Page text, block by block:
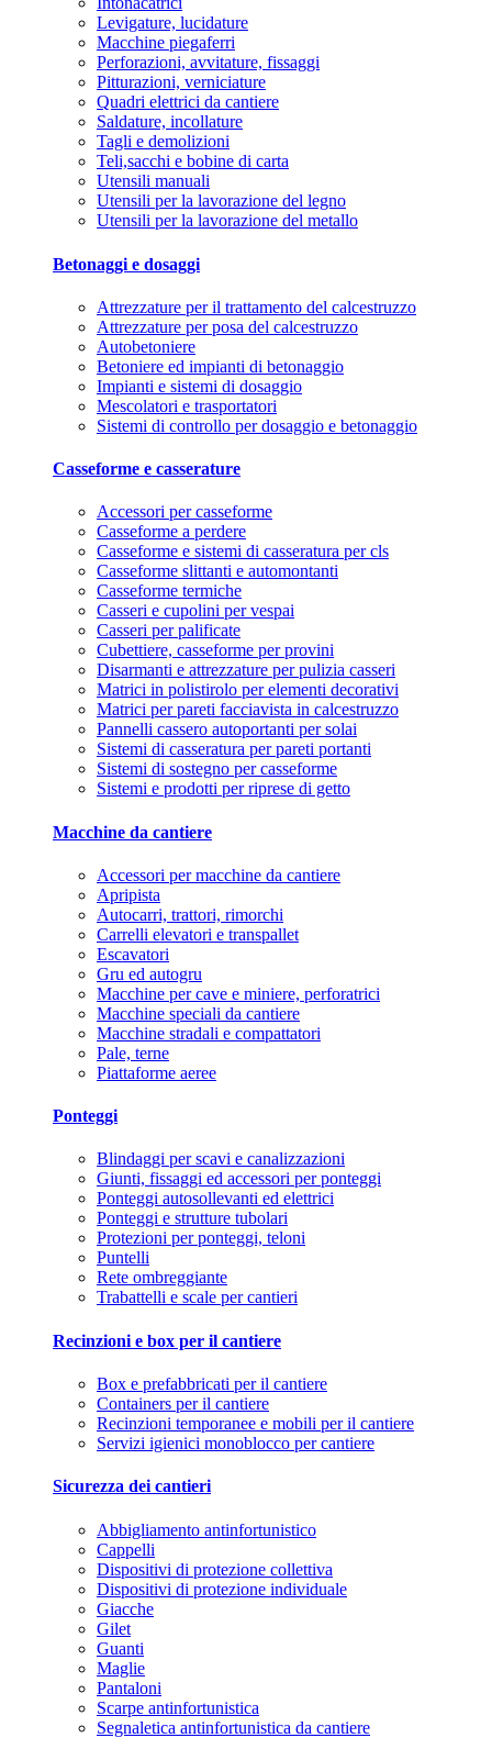
Levigature, lucidature
Macchine piegaferri
Perforazioni, avvitature, fissaggi
Pitturazioni, verniciature
Quadri elettrici da cantiere
Saldature, incollature
Tagli e demolizioni
Teli,sacchi e bobine di carta
Utensili manuali
Utensili per la lavorazione del legno
Utensili per la lavorazione del metallo
Betonaggi e dosaggi
Attrezzature per il trattamento del calcestruzzo
Attrezzature per posa del calcestruzzo
Autobetoniere
Betoniere ed impianti di betonaggio
Impianti e sistemi di dosaggio
Mescolatori e trasportatori
Sistemi di controllo per dosaggio e betonaggio
Casseforme e casserature
Accessori per casseforme
Casseforme a perdere
Casseforme e sistemi di casseratura per cls
Casseforme slittanti e automontanti
Casseforme termiche
Casseri e cupolini per vespai
Casseri per palificate
Cubettiere, casseforme per provini
Disarmanti e attrezzature per pulizia casseri
Matrici in polistirolo per elementi decorativi
Matrici per pareti facciavista in calcestruzzo
Pannelli cassero autoportanti per solai
Sistemi di casseratura per pareti portanti
Sistemi di sostegno per casseforme
Sistemi e prodotti per riprese di getto
Macchine da cantiere
Accessori per macchine da cantiere
Apripista
Autocarri, trattori, rimorchi
Carrelli elevatori e transpallet
Escavatori
Gru ed autogru
Macchine per cave e miniere, perforatrici
Macchine speciali da cantiere
Macchine stradali e compattatori
Pale, terne
Piattaforme aeree
Ponteggi
Blindaggi per scavi e canalizzazioni
Giunti, fissaggi ed accessori per ponteggi
Ponteggi autosollevanti ed elettrici
Ponteggi e strutture tubolari
Protezioni per ponteggi, teloni
Puntelli
Rete ombreggiante
Trabattelli e scale per cantieri
Recinzioni e box per il cantiere
Box e prefabbricati per il cantiere
Containers per il cantiere
Recinzioni temporanee e mobili per il cantiere
Servizi igienici monoblocco per cantiere
Sicurezza dei cantieri
Abbigliamento antinfortunistico
Cappelli
Dispositivi di protezione collettiva
Dispositivi di protezione individuale
Giacche
Gilet
Guanti
Maglie
Pantaloni
Scarpe antinfortunistica
Segnaletica antinfortunistica da cantiere